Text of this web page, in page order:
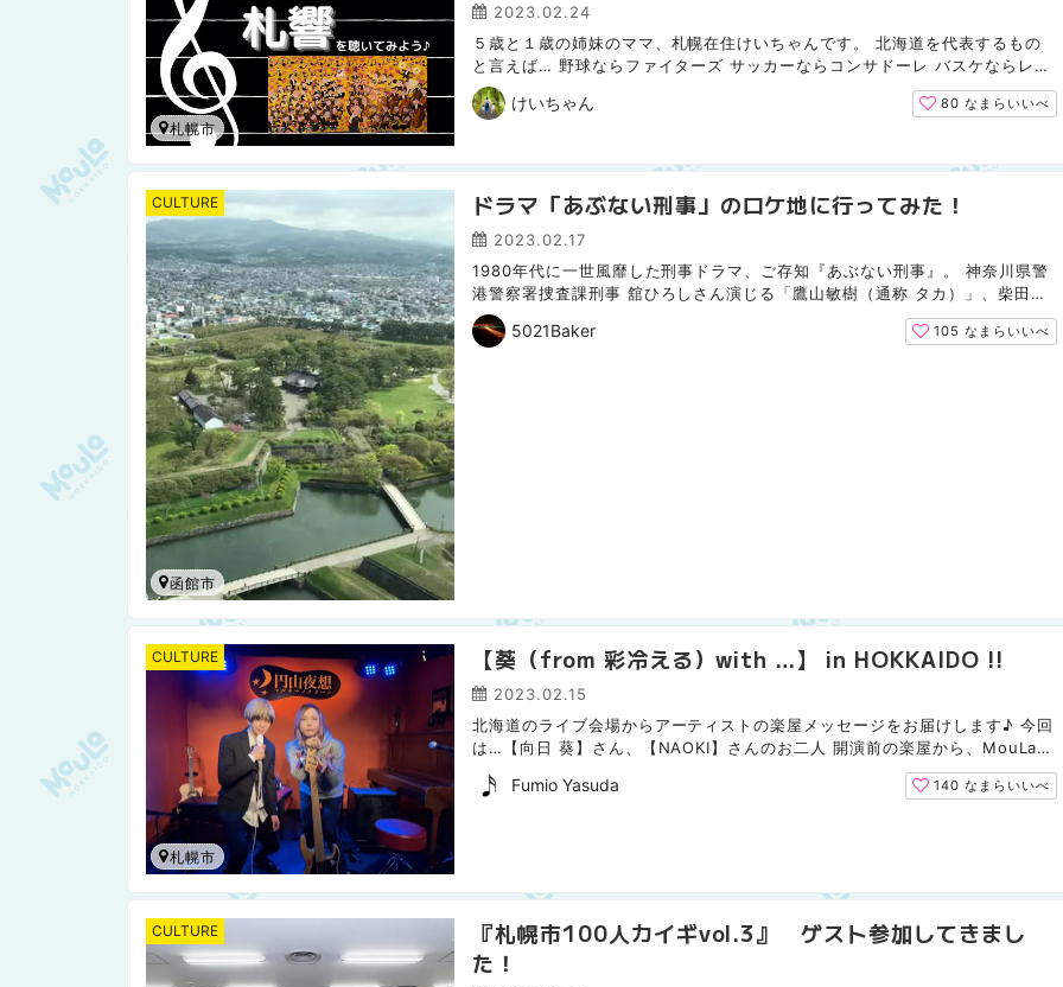
2023.02.24
５歳と１歳の姉妹のママ、札幌在住けいちゃんです。 北海道を代表するもの
と言えば… 野球ならファイターズ サッカーならコンサドーレ バスケならレバ
ンガ などなどありますが、ここで質問。 オーケストラはご存じ...
けいちゃん 80なまらいいべ
札幌市
ドラマ「あぶない刑事」のロケ地に行ってみた！
2023.02.17
1980年代に一世風靡した刑事ドラマ、ご存知『あぶない刑事』。 神奈川県警
港警察署捜査課刑事 舘ひろしさん演じる「鷹山敏樹（通称 タカ）」、柴田恭
兵さん演じる「大下勇次（通称 ユージ）が主人公の刑事ドラマ...
5021Baker 105なまらいいべ
CULTURE
函館市
【葵（from 彩冷える）with …】 in HOKKAIDO !!
2023.02.15
北海道のライブ会場からアーティストの楽屋メッセージをお届けします♪ 今回
は…【向日 葵】さん、【NAOKI】さんのお二人 開演前の楽屋から、MouLaユ
ーザーへの貴重な音声メッセージを頂きました。 ↓↓ ↑↑ こちらを...
Fumio Yasuda 140なまらいいべ
CULTURE
札幌市
『札幌市100人カイギvol.3』 ゲスト参加してきまし
た！
CULTURE